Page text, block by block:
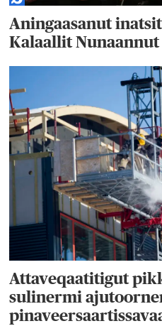
Aningaasanut
Kalaallit
Attaveqaatitigut
sulinermi